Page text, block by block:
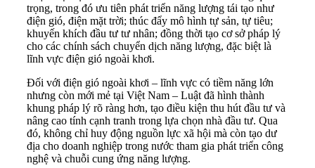
trọng, trong đó ưu tiên phát triển năng lượng tái tạo như
điện gió, điện mặt trời; thúc đẩy mô hình tự sản, tự tiêu;
khuyến khích đầu tư tư nhân; đồng thời tạo cơ sở pháp lý
cho các chính sách chuyển dịch năng lượng, đặc biệt là
lĩnh vực điện gió ngoài khơi.
Đối với điện gió ngoài khơi – lĩnh vực có tiềm năng lớn
nhưng còn mới mẻ tại Việt Nam – Luật đã hình thành
khung pháp lý rõ ràng hơn, tạo điều kiện thu hút đầu tư và
nâng cao tính cạnh tranh trong lựa chọn nhà đầu tư. Qua
đó, không chỉ huy động nguồn lực xã hội mà còn tạo dư
địa cho doanh nghiệp trong nước tham gia phát triển công
nghệ và chuỗi cung ứng năng lượng.